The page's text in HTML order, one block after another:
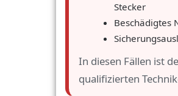
Stecker
Beschädigtes
In diesen Fällen ist
qualifizierten